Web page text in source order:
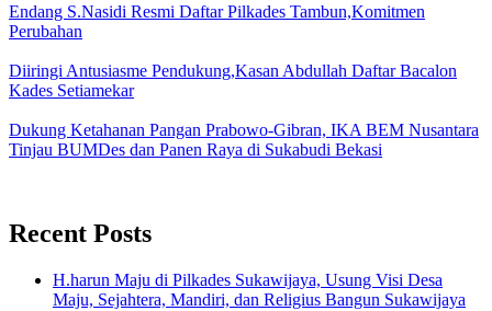
Endang S.Nasidi Resmi Daftar Pilkades Tambun,Komitmen
Perubahan
Diiringi Antusiasme Pendukung,Kasan Abdullah Daftar Bacalon
Kades Setiamekar
Dukung Ketahanan Pangan Prabowo-Gibran, IKA BEM Nusantara
Tinjau BUMDes dan Panen Raya di Sukabudi Bekasi
Recent Posts
H.harun Maju di Pilkades Sukawijaya, Usung Visi Desa
Maju, Sejahtera, Mandiri, dan Religius Bangun Sukawijaya